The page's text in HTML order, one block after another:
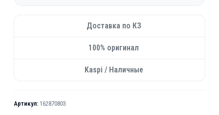
Доставка по КЗ
100% оригинал
Kaspi / Наличные
Артикул: 162870803